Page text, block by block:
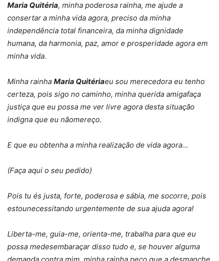
Maria Quitéria, minha poderosa rainha, me ajude a
consertar a minha vida agora, preciso da minha
independência total financeira, da minha dignidade
humana, da harmonia, paz, amor e prosperidade agora em
minha vida.
Minha rainha Maria Quitériaeu sou merecedora eu tenho
certeza, pois sigo no caminho, minha querida amigafaça
justiça que eu possa me ver livre agora desta situação
indigna que eu nãomereço.
E que eu obtenha a minha realização de vida agora…
(Faça aqui o seu pedido)
Pois tu és justa, forte, poderosa e sábia, me socorre, pois
estounecessitando urgentemente de sua ajuda agora!
Liberta-me, guia-me, orienta-me, trabalha para que eu
possa medesembaraçar disso tudo e, se houver alguma